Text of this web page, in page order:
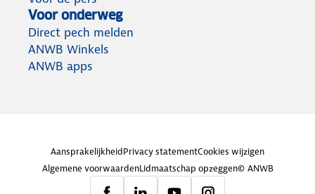
Voor onderweg
Direct pech melden
ANWB Winkels
ANWB apps
AansprakelijkheidPrivacy statementCookies wijzigen
Algemene voorwaardenLidmaatschap opzeggen© ANWB